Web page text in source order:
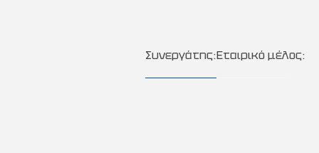
Συνεργάτης:Εταιρικό μέλος: